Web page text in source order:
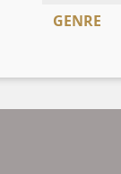
GENRE